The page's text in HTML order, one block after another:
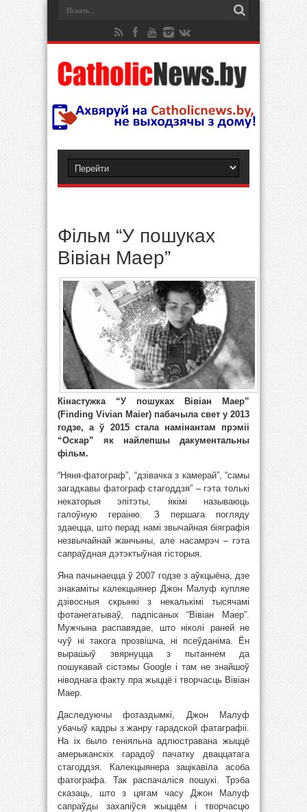
Фільм “У пошуках
Вівіан Маер”
Кінастужка “У пошуках Вівіан Маер”
(Finding Vivian Maier) пабачыла свет у 2013
годзе, а ў 2015 стала намінантам прэміі
“Оскар” як найлепшы дакументальны
фільм.
“Няня-фатограф”, “дзівачка з камерай”, “самы
загадкавы фатограф стагоддзя” – гэта толькі
некаторыя эпітэты, якімі называюць
галоўную гераіню. З першага погляду
здаецца, што перад намі звычайная біяграфія
незвычайнай жанчыны, але насамрэч – гэта
сапраўдная дэтэктыўная гісторыя.
Яна пачынаецца ў 2007 годзе з аўкцыёна, дзе
знакаміты калекцыянер Джон Малуф купляе
дзівосныя скрынкі з некалькімі тысячамі
фотанегатываў, падпісаных “Вівіан Маер”.
Мужчына распавядае, што ніколі раней не
чуў ні такога прозвішча, ні псеўданіма. Ён
вырашыў звярнуцца з пытаннем да
пошукавай сістэмы Google і там не знайшоў
ніводнага факту пра жыццё і творчасць Вівіан
Маер.
Даследуючы фотаздымкі, Джон Малуф
убачыў кадры з жанру гарадской фатаграфіі.
На іх было геніяльна адлюстравана жыццё
амерыканскіх гарадоў пачатку дваццатага
стагоддзя. Калекцыянера зацікавіла асоба
фатографа. Так распачаліся пошукі. Трэба
сказаць, што з цягам часу Джон Малуф
сапраўды захапіўся жыццём і творчасцю